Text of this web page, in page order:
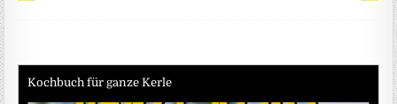
Kochbuch für ganze Kerle